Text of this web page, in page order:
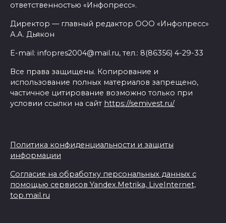
ответственностью «Инфопресс».
Директор — главный редактор ООО «Инфопресс»
А.А. Дьякон
E-mail: infopres2004@mail.ru, тел.: 8(86356) 4-29-33
Все права защищены. Копирование и
использование полных материалов запрещено,
частичное цитирование возможно только при
условии ссылки на сайт https://semivest.ru/
Политика конфиденциальности и защиты
информации
Согласие на обработку персональных данных с
помощью сервисов Yandex.Metrika, LiveInternet,
top.mail.ru